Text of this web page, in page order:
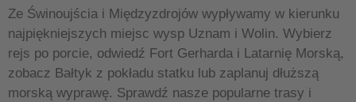
Ze Świnoujścia i Międzyzdrojów wypływamy w kierunku
najpiękniejszych miejsc wysp Uznam i Wolin. Wybierz
rejs po porcie, odwiedź Fort Gerharda i Latarnię Morską,
zobacz Bałtyk z pokładu statku lub zaplanuj dłuższą
morską wyprawę. Sprawdź nasze popularne trasy i